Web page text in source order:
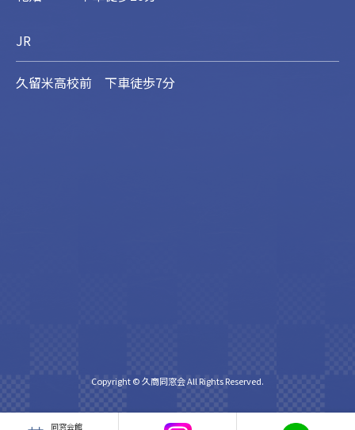
同窓会館
JR
久留米高校前 下車徒歩7分
Copyright © 久商同窓会 All Rights Reserved.